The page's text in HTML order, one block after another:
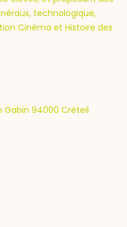
technologique,
Cinéma et Histoire des
Gabin 94000 Créteil